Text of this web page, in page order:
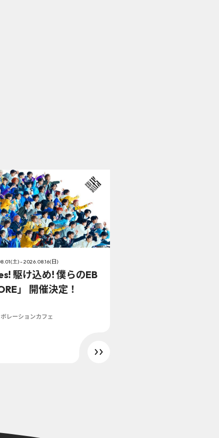
土) - 2026.08.16(日)
駆け込め! 僕らのEB
」 開催決定！
レーションカフェ